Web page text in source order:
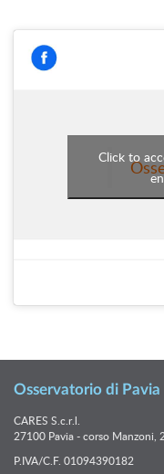
Click to
Osservatorio di Pavia
CARES S.c.r.l.
27100 Pavia - corso Manzoni,
P.IVA/C.F. 01094390182